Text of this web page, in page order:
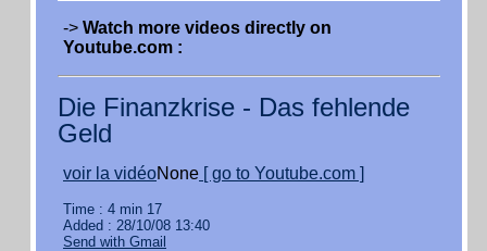
-> Watch more videos directly on
Youtube.com :
Die Finanzkrise - Das fehlende
Geld
voir la vidéoNone [ go to Youtube.com ]
Time : 4 min 17
Added : 28/10/08 13:40
Send with Gmail